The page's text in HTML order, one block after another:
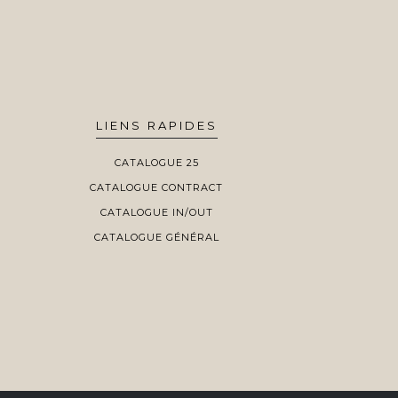
LIENS RAPIDES
CATALOGUE 25
CATALOGUE CONTRACT
CATALOGUE IN/OUT
CATALOGUE GÉNÉRAL